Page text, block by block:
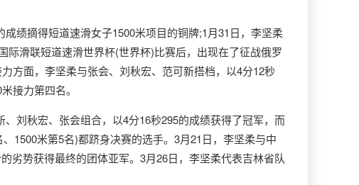
绩摘得短道速滑女子1500米项目的铜牌;1月31日，李坚柔
际滑联短道速滑世界杯(世界杯)比赛后，出现在了征战俄罗
方面，李坚柔与张会、刘秋宏、范可新搭档，以4分12秒
接力第四名。
刘秋宏、张会组合，以4分16秒295的成绩获得了冠军，而
1500米第5名)都跻身决赛的选手。3月21日，李坚柔与中
劣势获得最终的团体亚军。3月26日，李坚柔代表吉林省队